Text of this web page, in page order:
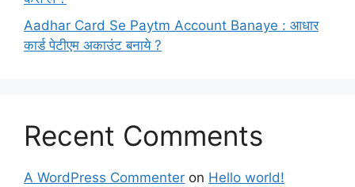
Aadhar Card Se Paytm Account Banaye : आधार
कार्ड पेटीएम अकाउंट बनाये ?
Recent Comments
A WordPress Commenter on Hello world!